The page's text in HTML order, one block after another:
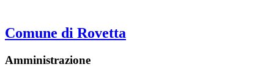
Comune di Rovetta
Amministrazione